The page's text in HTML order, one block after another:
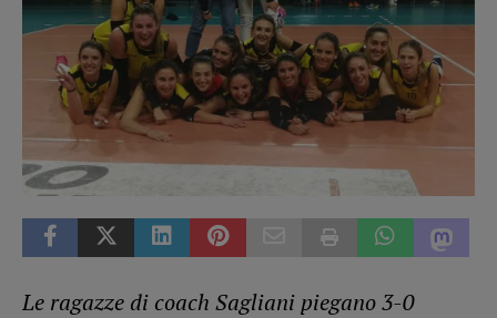
Le ragazze di coach Sagliani piegano 3-0